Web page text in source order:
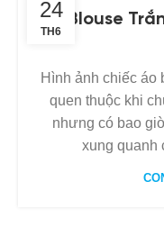
24
TH6
Áo Blouse
Hình ảnh chiếc áo
quen thuộc khi
nhưng có bao
xung quanh